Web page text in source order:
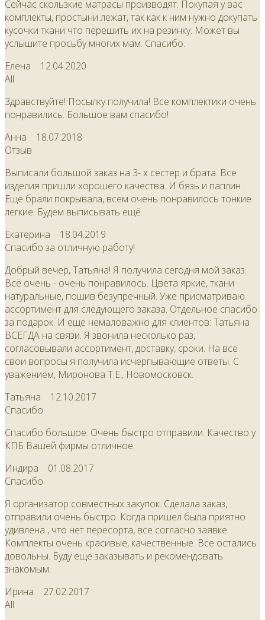
Сейчас скользкие матрасы производят. Покупая у вас
комплекты, простыни лежат, так как к ним нужно докупать
кусочки ткани что перешить их на резинку. Может вы
услышите просьбу многих мам. Спасибо.
Елена 12.04.2020
All
Здравствуйте! Посылку получила! Все комплектики очень
понравились. Большое вам спасибо!
Анна 18.07.2018
Отзыв
Выписали большой заказ на 3- х сестер и брата. Все
изделия пришли хорошего качества. И бязь и паплин .
Еще брали покрывала, всем очень понравилось тонкие
легкие. Будем выписывать ещё.
Екатерина 18.04.2019
Спасибо за отличную работу!
Добрый вечер, Татьяна! Я получила сегодня мой заказ.
Всё очень - очень понравилось. Цвета яркие, ткани
натуральные, пошив безупречный. Уже присматриваю
ассортимент для следующего заказа. Отдельное спасибо
за подарок. И еще немаловажно для клиентов: Татьяна
ВСЕГДА на связи. Я звонила несколько раз,
согласовывали ассортимент, доставку, сроки. На все
свои вопросы я получила исчерпывающие ответы. С
уважением, Миронова Т.Е., Новомосковск.
Татьяна 12.10.2017
Спасибо
Спасибо большое. Очень быстро отправили. Качество у
КПБ Вашей фирмы отличное.
Индира 01.08.2017
Спасибо
Я организатор совместных закупок. Сделала заказ,
отправили очень быстро. Когда пришел была приятно
удивлена , что нет пересорта, все согласно заявке.
Комплекты очень красивые, качественные. Все остались
довольны. Буду еще заказывать и рекомендовать
знакомым.
Ирина 27.02.2017
All